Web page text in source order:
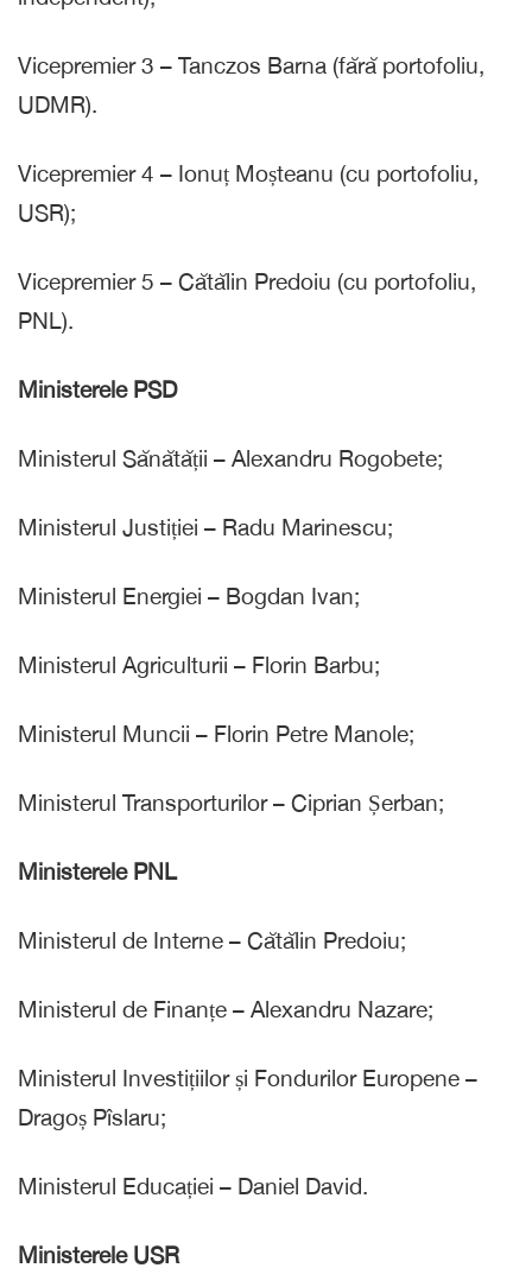
Vicepremier 3 – Tanczos Barna (fără portofoliu,
UDMR).
Vicepremier 4 – Ionuț Moșteanu (cu portofoliu,
USR);
Vicepremier 5 – Cătălin Predoiu (cu portofoliu,
PNL).
Ministerele PSD
Ministerul Sănătății – Alexandru Rogobete;
Ministerul Justiției – Radu Marinescu;
Ministerul Energiei – Bogdan Ivan;
Ministerul Agriculturii – Florin Barbu;
Ministerul Muncii – Florin Petre Manole;
Ministerul Transporturilor – Ciprian Șerban;
Ministerele PNL
Ministerul de Interne – Cătălin Predoiu;
Ministerul de Finanțe – Alexandru Nazare;
Ministerul Investițiilor și Fondurilor Europene –
Dragoș Pîslaru;
Ministerul Educației – Daniel David.
Ministerele USR